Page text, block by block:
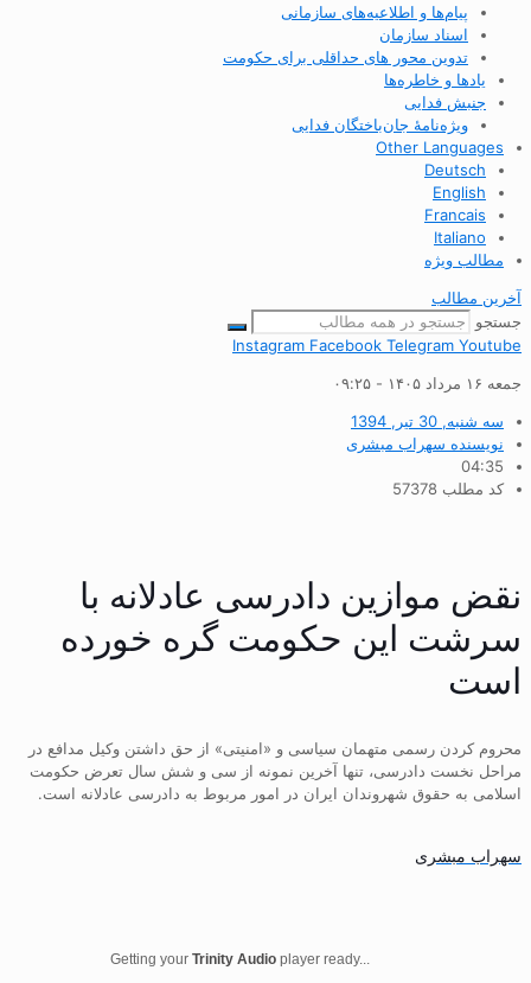
پیام‌ها و اطلاعیه‌های سازمانی
اسناد سازمان
تدوین محور های حداقلی برای حکومت
یادها و خاطره‌ها
جنبش فدایی
ویژه‌نامهٔ جان‌باختگان فدایی
Other Languages
Deutsch
English
Francais
Italiano
مطالب ویژه
آخرین مطالب
جستجو
Instagram Facebook Telegram Youtube
جمعه ۱۶ مرداد ۱۴۰۵ - ۰۹:۲۵
سه شنبه, 30 تیر, 1394
نویسنده سهراب مبشری
04:35
کد مطلب 57378
نقض موازین دادرسی عادلانه با
سرشت این حکومت گره خورده
است
محروم کردن رسمی متهمان سیاسی و «امنیتی» از حق داشتن وکیل مدافع در
مراحل نخست دادرسی، تنها آخرین نمونه از سی و شش سال تعرض حکومت
اسلامی به حقوق شهروندان ایران در امور مربوط به دادرسی عادلانه است.
سهراب مبشری
Getting your Trinity Audio player ready...